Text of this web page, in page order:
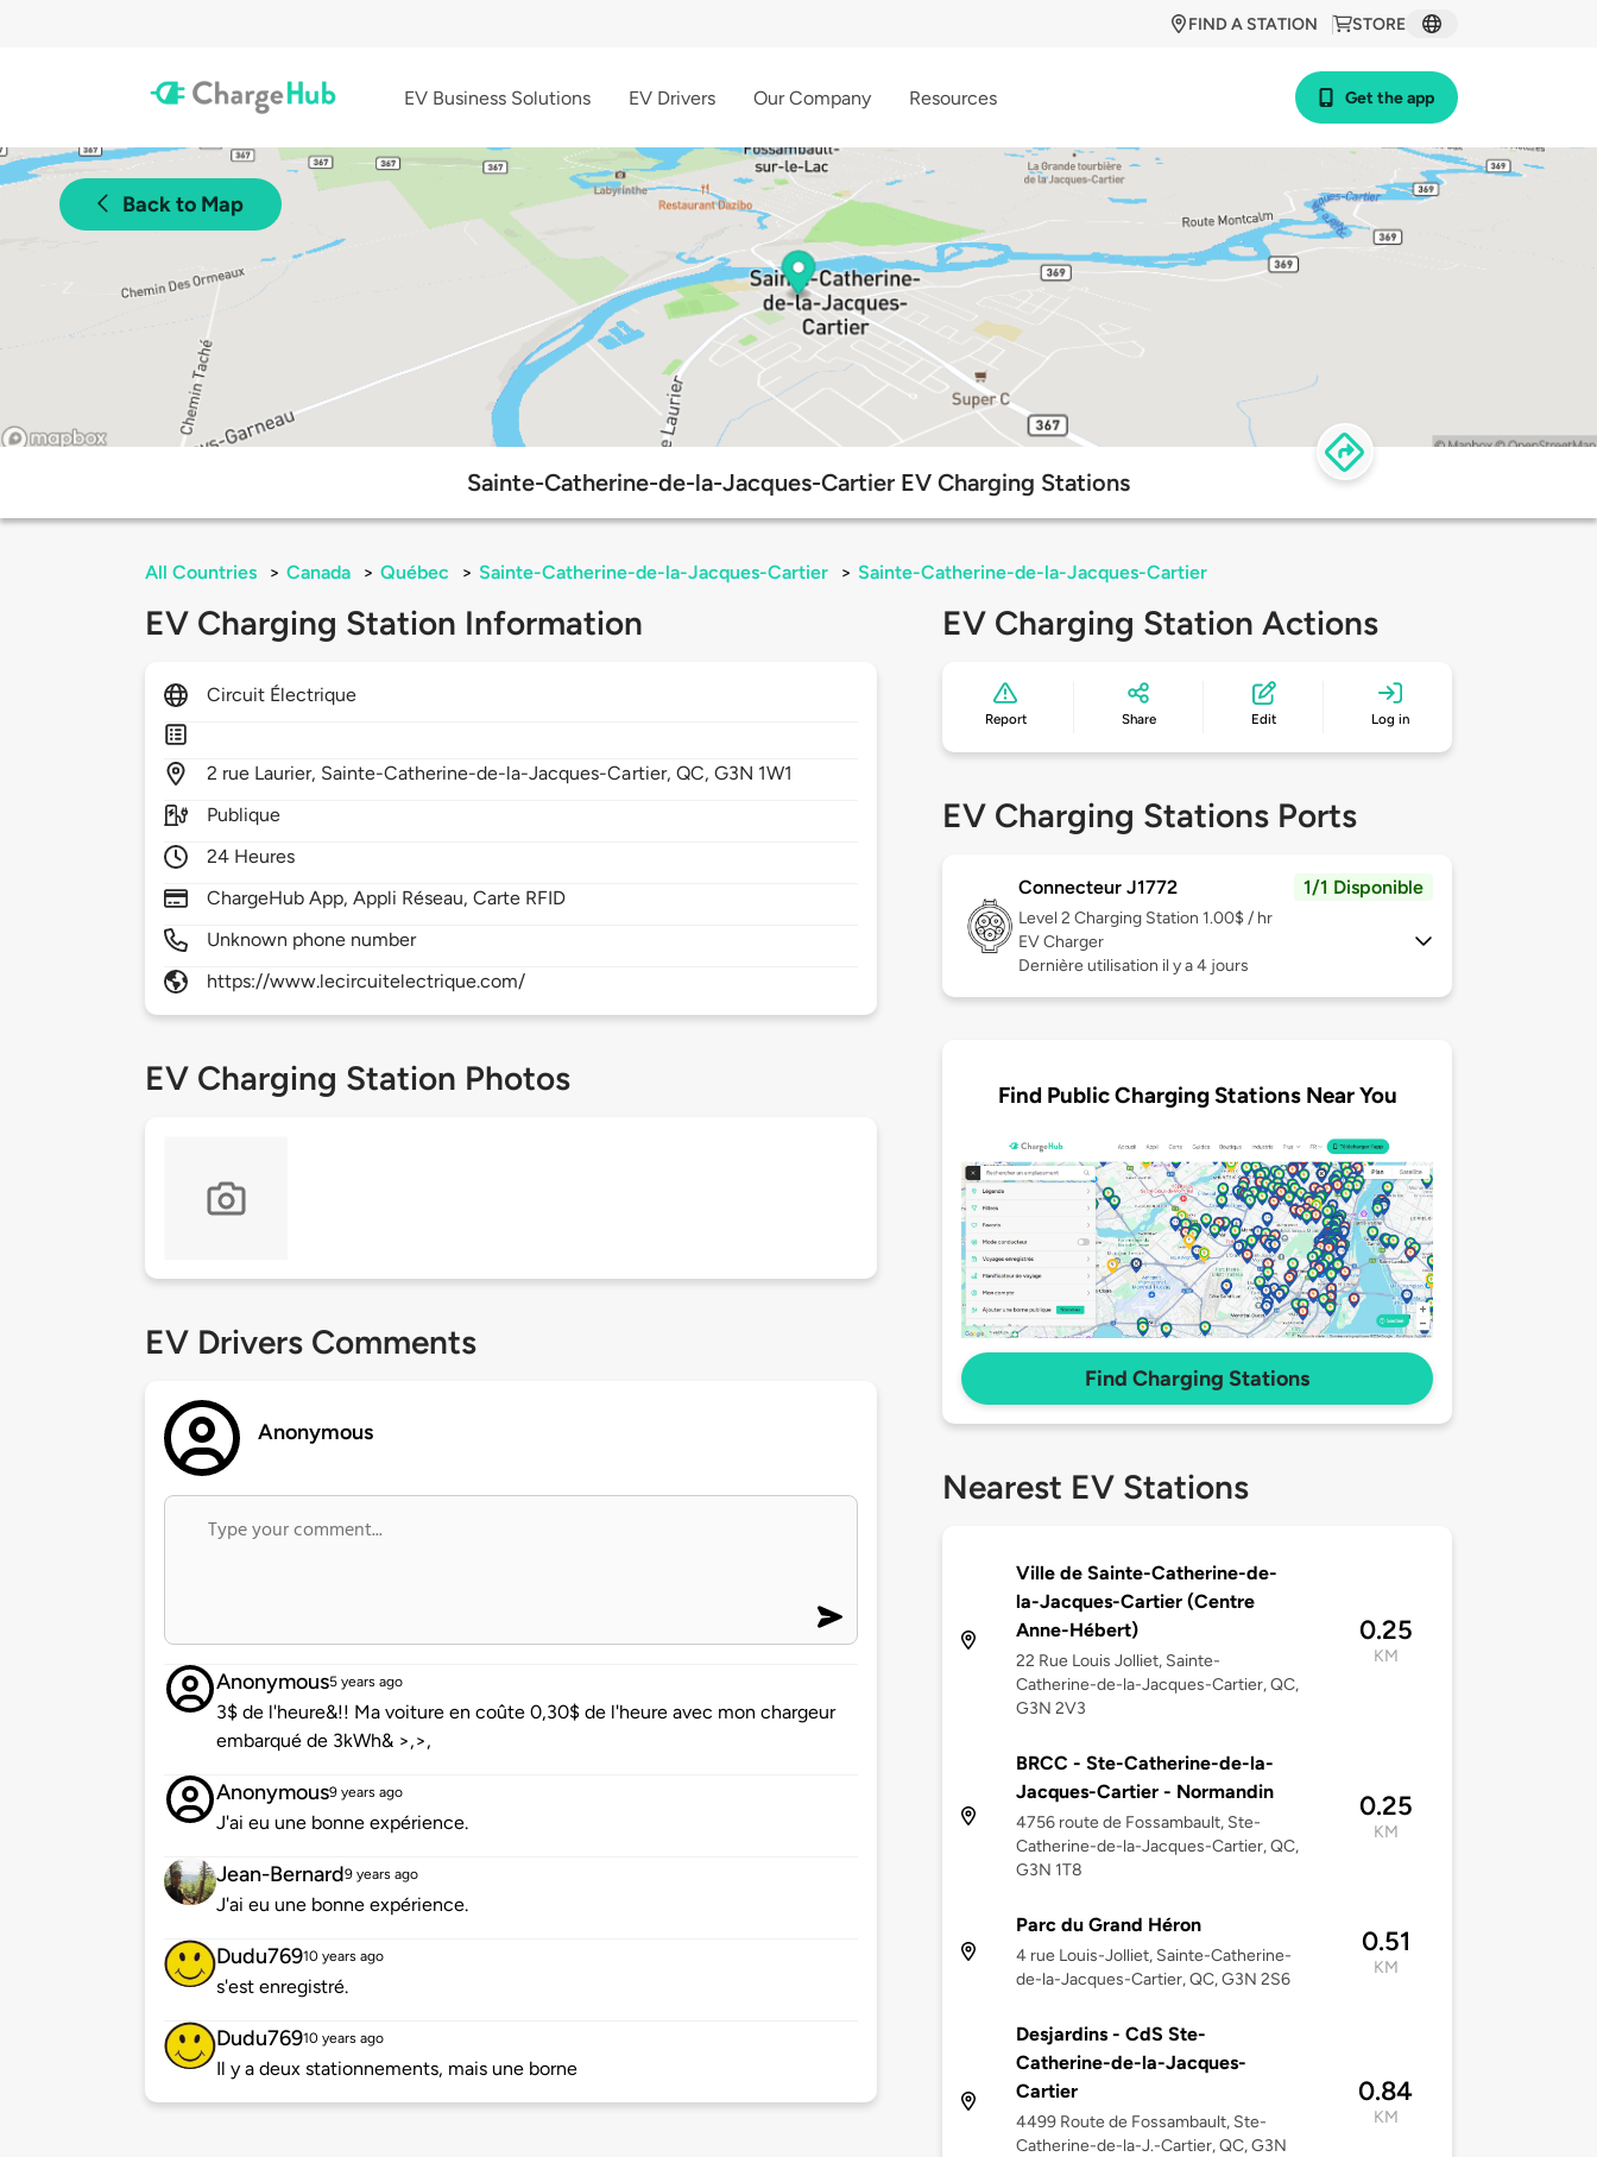
STORE
FIND A STATION
EV Business Solutions EV Drivers Our Company Resources Get the app
Back to Map
Sainte-Catherine-de-la-Jacques-Cartier EV Charging Stations
All Countries > Canada > Québec > Sainte-Catherine-de-la-Jacques-Cartier > Sainte-Catherine-de-la-Jacques-Cartier
EV Charging Station Information
Circuit Électrique
2 rue Laurier, Sainte-Catherine-de-la-Jacques-Cartier, QC, G3N 1W1
Publique
24 Heures
ChargeHub App, Appli Réseau, Carte RFID
Unknown phone number
https://www.lecircuitelectrique.com/
EV Charging Station Photos
EV Drivers Comments
Anonymous
Anonymous5 years ago
3$ de l'heure&!! Ma voiture en coûte 0,30$ de l'heure avec mon chargeur
embarqué de 3kWh& >,>,
Anonymous9 years ago
J'ai eu une bonne expérience.
Jean-Bernard9 years ago
J'ai eu une bonne expérience.
Dudu76910 years ago
s'est enregistré.
Dudu76910 years ago
Il y a deux stationnements, mais une borne
EV Charging Station Actions
Report Share Edit Log in
EV Charging Stations Ports
Connecteur J1772 1/1 Disponible
Level 2 Charging Station 1.00$ / hr
EV Charger
Dernière utilisation il y a 4 jours
Find Public Charging Stations Near You
Find Charging Stations
Nearest EV Stations
Ville de Sainte-Catherine-de-
la-Jacques-Cartier (Centre
Anne-Hébert)
22 Rue Louis Jolliet, Sainte-
Catherine-de-la-Jacques-Cartier, QC,
G3N 2V3
0.25
KM
BRCC - Ste-Catherine-de-la-
Jacques-Cartier - Normandin
4756 route de Fossambault, Ste-
Catherine-de-la-Jacques-Cartier, QC,
G3N 1T8
0.25
KM
Parc du Grand Héron
4 rue Louis-Jolliet, Sainte-Catherine-
de-la-Jacques-Cartier, QC, G3N 2S6
0.51
KM
Desjardins - CdS Ste-
Catherine-de-la-Jacques-
Cartier
4499 Route de Fossambault, Ste-
Catherine-de-la-J.-Cartier, QC, G3N
0.84
KM